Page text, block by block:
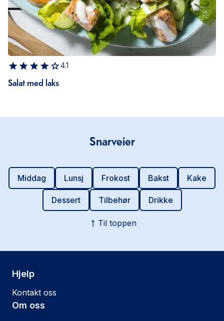
4.1
Salat med laks
Snarveier
Middag Lunsj Frokost Bakst Kake
Dessert Tilbehør Drikke
Til toppen
Hjelp
Kontakt oss
Om oss